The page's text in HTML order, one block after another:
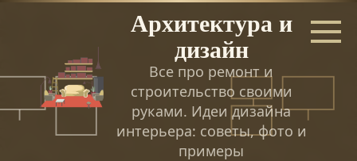
Перейти
Архитектура и
дизайн
Все про ремонт и
строительство своими
руками. Идеи дизайна
интерьера: советы, фото и
примеры